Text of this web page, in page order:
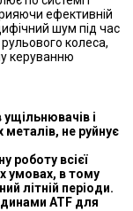
ефективній
шум під час
колеса,
керуванню
і
не руйнує
роботу всієї
умовах, в тому
літній періоди.
ATF для